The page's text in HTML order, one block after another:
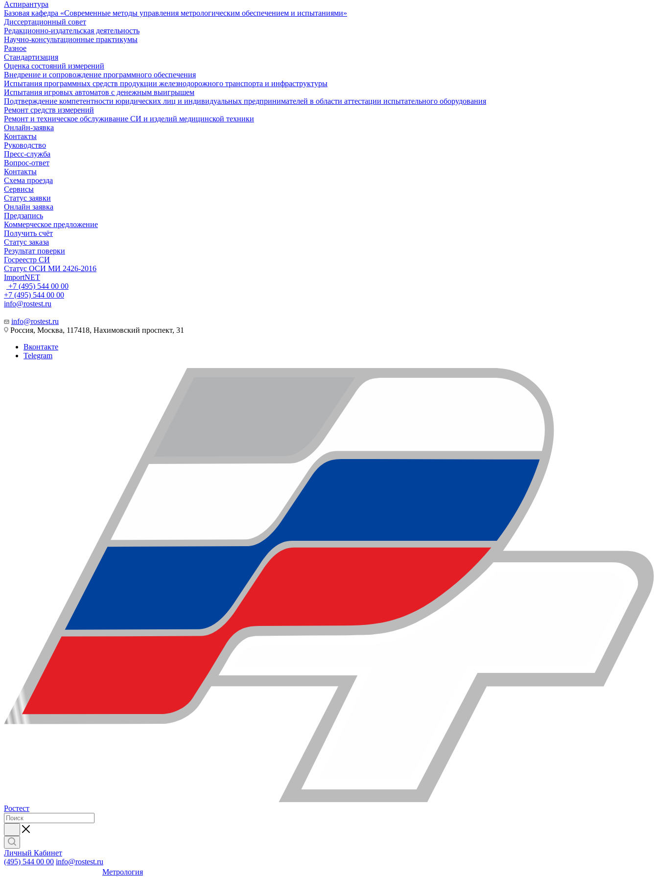
Аспирантура
Базовая кафедра «Современные методы управления метрологическим обеспечением и испытаниями»
Диссертационный совет
Редакционно-издательская деятельность
Научно-консультационные практикумы
Разное
Стандартизация
Оценка состояний измерений
Внедрение и сопровождение программного обеспечения
Испытания программных средств продукции железнодорожного транспорта и инфраструктуры
Испытания игровых автоматов с денежным выигрышем
Подтверждение компетентности юридических лиц и индивидуальных предпринимателей в области аттестации испытательного оборудования
Ремонт средств измерений
Ремонт и техническое обслуживание СИ и изделий медицинской техники
Онлайн-заявка
Контакты
Руководство
Пресс-служба
Вопрос-ответ
Контакты
Схема проезда
Сервисы
Статус заявки
Онлайн заявка
Предзапись
Коммерческое предложение
Получить счёт
Статус заказа
Результат поверки
Госреестр СИ
Статус ОСИ МИ 2426-2016
ImportNET
+7 (495) 544 00 00
+7 (495) 544 00 00
info@rostest.ru
info@rostest.ru
Россия, Москва, 117418, Нахимовский проспект, 31
Вконтакте
Telegram
Ростест
Личный Кабинет
(495) 544 00 00 info@rostest.ru
Метрология